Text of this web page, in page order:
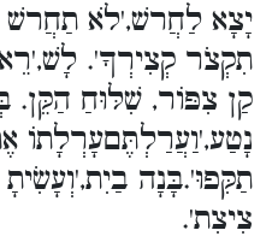
יָצָא לַחֲרשׁ,'לֹא תַחֲרשׁ
תִקְצֹר קְצִירְךָ'.
קַן צִפּוֹר, שִׁלּוּחַ הַקֵּן.
נָטַע,'וַעֲרַלְתֶּםעָרְלָתוֹ
תַקִּפוּ'.בָּנָה
צִיצִת'.